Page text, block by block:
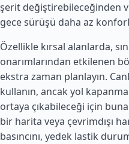
şerit değiştirebileceğinden
gece sürüşü daha az
Özellikle kırsal alanlarda,
onarımlarından etkilenen
ekstra zaman planlayın.
kullanın, ancak yol
ortaya çıkabileceği için
bir harita veya çevrimdışı
basıncını, yedek lastik